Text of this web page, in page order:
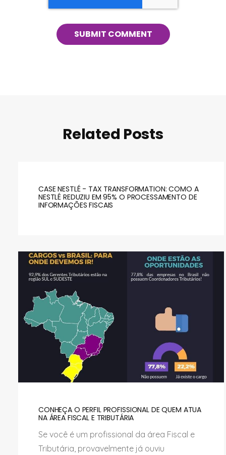
Related Posts
CASE NESTLÉ - TAX TRANSFORMATION: COMO A
NESTLÉ REDUZIU EM 95% O PROCESSAMENTO DE
INFORMAÇÕES FISCAIS
CONHEÇA O PERFIL PROFISSIONAL DE QUEM ATUA
NA ÁREA FISCAL E TRIBUTÁRIA
Se você é um profissional da área Fiscal e
Tributária, provavelmente já ouviu